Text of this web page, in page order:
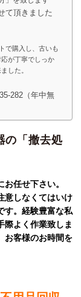
て頂きました
で購入し、古いも
が丁寧でしっか
した。
282（年中無
の「撤去処
任せ下さい。
意しなくてはいけ
す。経験豊富な私
際よく作業致しま
お客様のお時間を